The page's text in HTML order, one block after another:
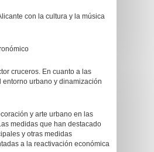
con la cultura y la música
cruceros. En cuanto a las
entorno urbano y dinamización
y arte urbano en las
medidas que han destacado
y otras medidas
a la reactivación económica